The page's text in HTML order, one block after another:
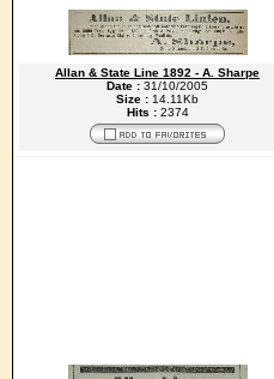
Allan & State Line 1892 - A. Sharpe
Date : 31/10/2005
Size : 14.11Kb
Hits : 2374